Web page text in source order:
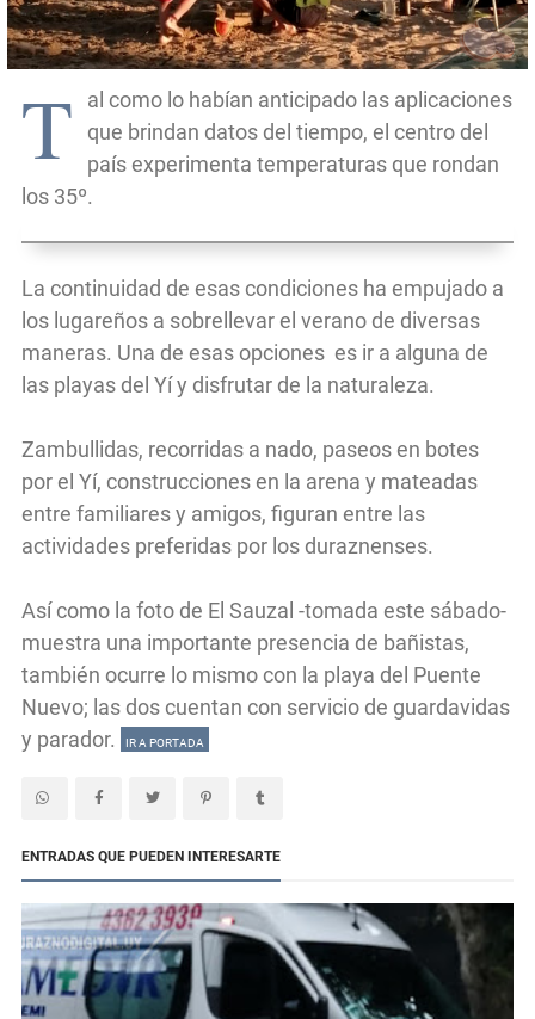
T
al como lo habían anticipado las aplicaciones
que brindan datos del tiempo, el centro del
país experimenta temperaturas que rondan
los 35º.
La continuidad de esas condiciones ha empujado a
los lugareños a sobrellevar el verano de diversas
maneras. Una de esas opciones es ir a alguna de
las playas del Yí y disfrutar de la naturaleza.
Zambullidas, recorridas a nado, paseos en botes
por el Yí, construcciones en la arena y mateadas
entre familiares y amigos, figuran entre las
actividades preferidas por los duraznenses.
Así como la foto de El Sauzal -tomada este sábado-
muestra una importante presencia de bañistas,
también ocurre lo mismo con la playa del Puente
Nuevo; las dos cuentan con servicio de guardavidas
y parador.
IR A PORTADA
ENTRADAS QUE PUEDEN INTERESARTE